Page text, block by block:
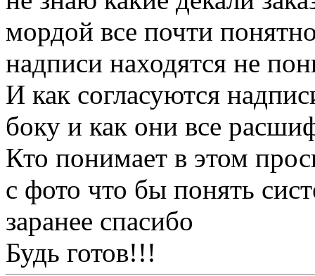
мордой все почти
надписи находятся не
И как согласуются
боку и как они все
Кто понимает в этом
с фото что бы понять
заранее спасибо
Будь готов!!!